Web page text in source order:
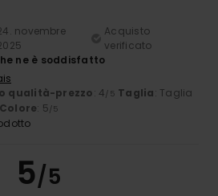
novembre
Acquisto
verificato
ne è soddisfatto
qualità-prezzo: 4 /5 Taglia: Taglia
Colore: 5 /5
5/5